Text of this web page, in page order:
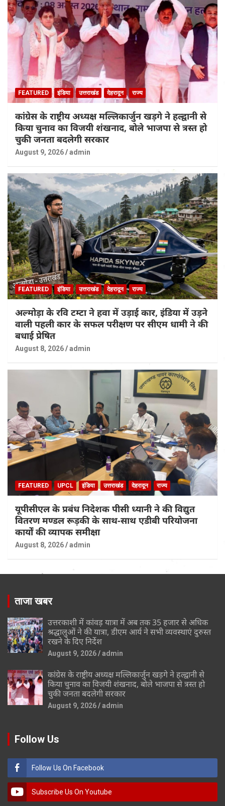
FEATURED इंडिया उत्तराखंड देहरादून राज्य
कांग्रेस के राष्ट्रीय अध्यक्ष मल्लिकार्जुन खड़गे ने हल्द्वानी से
किया चुनाव का विजयी शंखनाद, बोले भाजपा से त्रस्त हो
चुकी जनता बदलेगी सरकार
August 9, 2026 admin
FEATURED इंडिया उत्तराखंड देहरादून राज्य
अल्मोड़ा के रवि टम्टा ने हवा में उड़ाई कार, इंडिया में उड़ने
वाली पहली कार के सफल परीक्षण पर सीएम धामी ने की
बधाई प्रेषित
August 8, 2026 admin
FEATURED UPCL इंडिया उत्तराखंड देहरादून राज्य
यूपीसीएल के प्रबंध निदेशक पीसी ध्यानी ने की विद्युत
वितरण मण्डल रूड़की के साथ-साथ एडीबी परियोजना
कार्यों की व्यापक समीक्षा
August 8, 2026 admin
ताजा खबर
उत्तरकाशी में कांवड़ यात्रा में अब तक 35 हजार से अधिक
श्रद्धालुओं ने की यात्रा, डीएम आर्य ने सभी व्यवस्थाएं दुरुस्त
रखने के दिए निर्देश
August 9, 2026 admin
कांग्रेस के राष्ट्रीय अध्यक्ष मल्लिकार्जुन खड़गे ने हल्द्वानी से
किया चुनाव का विजयी शंखनाद, बोले भाजपा से त्रस्त हो
चुकी जनता बदलेगी सरकार
August 9, 2026 admin
Follow Us
Follow Us On Facebook
Subscribe Us On Youtube